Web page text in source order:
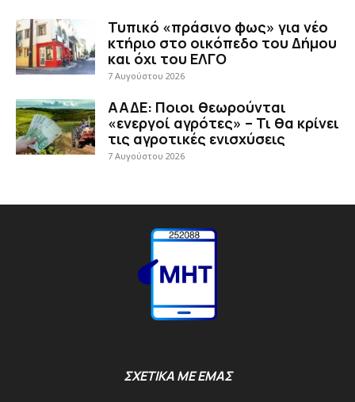
Τυπικό «πράσινο φως» για νέο
κτήριο στο οικόπεδο του Δήμου
και όχι του ΕΛΓΟ
7 Αυγούστου 2026
ΑΑΔΕ: Ποιοι θεωρούνται
«ενεργοί αγρότες» – Τι θα κρίνει
τις αγροτικές ενισχύσεις
7 Αυγούστου 2026
ΣΧΕΤΙΚΑ ΜΕ ΕΜΑΣ